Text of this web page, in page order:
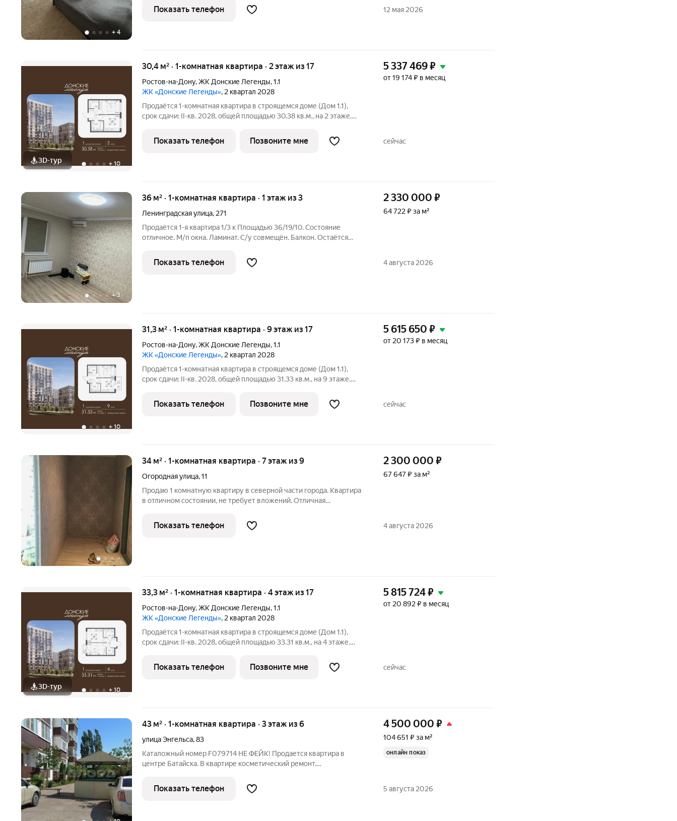
+ 4
открытая на прилегающей территории. Удобный выезд из города
Характеристики Дом кирпичный.
Показать телефон 12 мая 2026
3D-тур + 10
30,4 м² · 1-комнатная квартира · 2 этаж из 17
Ростов-на-Дону,ЖК Донские Легенды,1.1
ЖК «Донские Легенды», 2 квартал 2028
Продаётся 1-комнатная квартира в строящемся доме (Дом 1.1),
срок сдачи: II-кв. 2028, общей площадью 30.38 кв.м., на 2 этаже.
забивает гол, и с удовольствием спешить после работы на
тренировку по
5 337 469₽
от 19 174 ₽ в месяц
Показать телефон Позвоните мне сейчас
+3
36 м² · 1-комнатная квартира · 1 этаж из 3
Ленинградская улица, 271
Продаётся 1-я квартира 1/3 к Площадью 36/19/10. Состояние
отличное. М/п окна. Ламинат. С/у совмещён. Балкон. Остаётся
продажи.
2 330 000 ₽
64 722 ₽ за м²
Показать телефон 4 августа 2026
+ 10
31,3 м² · 1-комнатная квартира · 9 этаж из 17
Ростов-на-Дону,ЖК Донские Легенды,1.1
ЖК «Донские Легенды», 2 квартал 2028
Продаётся 1-комнатная квартира в строящемся доме (Дом 1.1),
срок сдачи: II-кв. 2028, общей площадью 31.33 кв.м., на 9 этаже.
забивает гол, и с удовольствием спешить после работы на
тренировку по
5 615 650 ₽
от 20 173 ₽ в месяц
Показать телефон Позвоните мне сейчас
34 м² · 1-комнатная квартира · 7 этаж из 9
Огородная улица,11
Продаю 1 комнатную квартиру в северной части города. Квартира
в отличном состоянии, не требует вложений. Отличная
2 300 000 ₽
67 647 ₽ за м²
Показать телефон 4 августа 2026
3D-тур + 10
33,3 м² · 1-комнатная квартира · 4 этаж из 17
Ростов-на-Дону,ЖК Донские Легенды,1.1
ЖК «Донские Легенды», 2 квартал 2028
Продаётся 1-комнатная квартира в строящемся доме (Дом 1.1),
срок сдачи: II-кв. 2028, общей площадью 33.31 кв.м., на 4 этаже.
забивает гол, и с удовольствием спешить после работы на
тренировку по
5 815 724₽
от 20 892 ₽ в месяц
Показать телефон Позвоните мне сейчас
43 м² · 1-комнатная квартира · 3 этаж из 6
улица Энгельса,83
Каталожный номер F079714 НЕ ФЕЙК! Продается квартира в
центре Батайска. В квартире косметический ремонт.
Мебель остается частично. Двор закрытый с большой парковкой,
детской площадкой. Видео
4 500 000 ₽
104 651 ₽ за м²
онлайн показ
Показать телефон 5 августа 2026